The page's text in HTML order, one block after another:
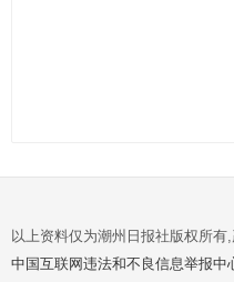
以上资料仅为潮州日报社版权所
中国互联网违法和不良信息举报中